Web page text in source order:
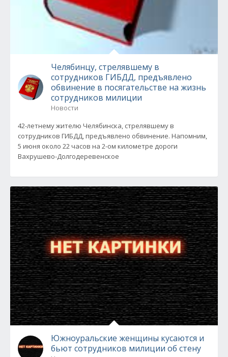
Челябинцу, стрелявшему в
сотрудников ГИБДД, предъявлено
обвинение в посягательстве на жизнь
сотрудников милиции
Новости
42-летнему жителю Челябинска, стрелявшему в
сотрудников ГИБДД, предъявлено обвинение. Напомним,
5 июня около 22 часов на 2-ом километре дороги
Вахрушево-Долгодеревенское
Южноуральские женщины кусаются и
бьют сотрудников милиции об стену